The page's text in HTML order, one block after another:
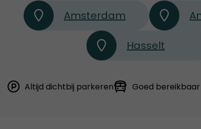
Amsterdam
Hasselt
Altijd dichtbij parkeren Goed